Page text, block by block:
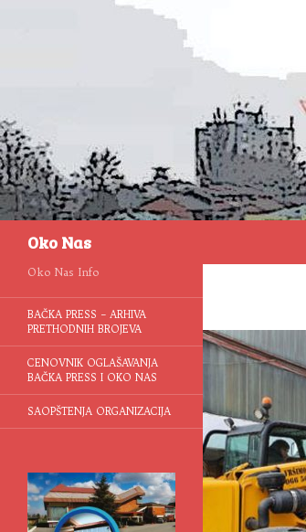
Oko Nas
Oko Nas Info
BAČKA PRESS – ARHIVA
PRETHODNIH BROJEVA
CENOVNIK OGLAŠAVANJA
BAČKA PRESS I OKO NAS
SAOPŠTENJA ORGANIZACIJA